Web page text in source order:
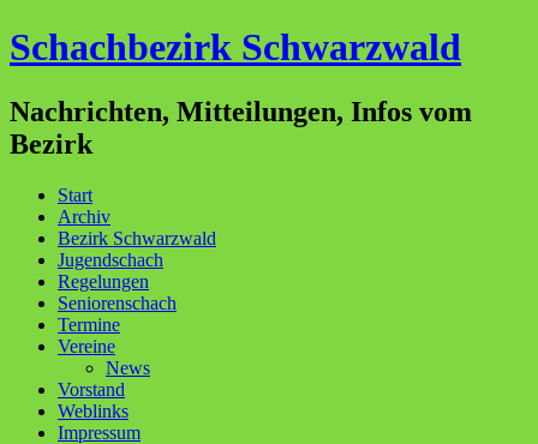
Schachbezirk Schwarzwald
Nachrichten, Mitteilungen, Infos vom
Bezirk
Menü
Zum
Inhalt
springen
Start
Archiv
Bezirk Schwarzwald
Jugendschach
Regelungen
Seniorenschach
Termine
Vereine
News
Vorstand
Weblinks
Impressum